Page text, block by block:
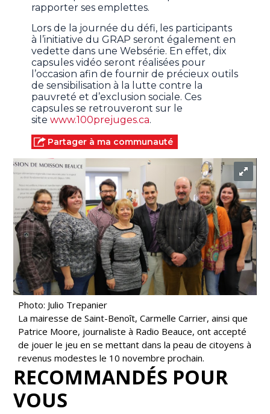
rapporter ses emplettes.
Lors de la journée du défi, les participants
à l’initiative du GRAP seront également en
vedette dans une Websérie. En effet, dix
capsules vidéo seront réalisées pour
l’occasion afin de fournir de précieux outils
de sensibilisation à la lutte contre la
pauvreté et d’exclusion sociale. Ces
capsules se retrouveront sur le
sitewww.100prejuges.ca.
Partager à ma communauté
Photo: Julio Trepanier
La mairesse de Saint-Benoît, Carmelle Carrier, ainsi que
Patrice Moore, journaliste à Radio Beauce, ont accepté
de jouer le jeu en se mettant dans la peau de citoyens à
revenus modestes le 10 novembre prochain.
RECOMMANDÉS POUR
VOUS